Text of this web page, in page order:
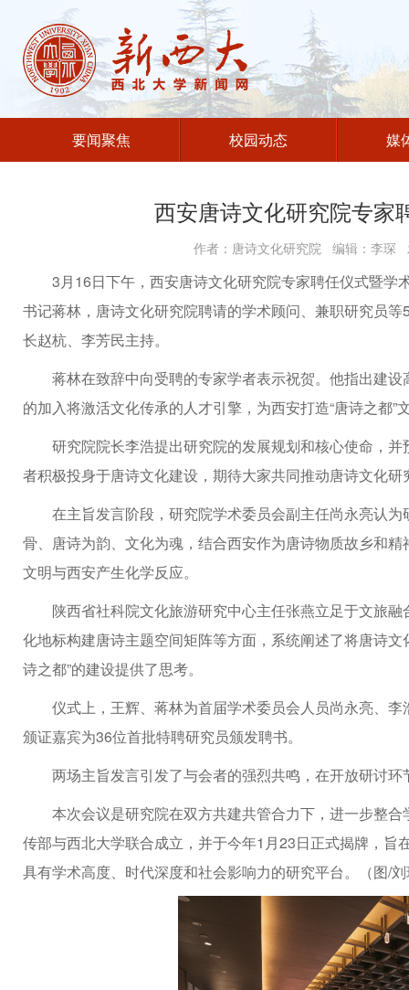
要闻聚焦 校园动态 媒
西安唐诗文化研究院专家
作者：唐诗文化研究院 编辑：李
3月16日下午，西安唐诗文化研究院专家聘任仪式暨
书记蒋林，唐诗文化研究院聘请的学术顾问、兼职研究员
长赵杭、李芳民主持。
蒋林在致辞中向受聘的专家学者表示祝贺。他指出建
的加入将激活文化传承的人才引擎，为西安打造“唐诗之都
研究院院长李浩提出研究院的发展规划和核心使命，
者积极投身于唐诗文化建设，期待大家共同推动唐诗文化
在主旨发言阶段，研究院学术委员会副主任尚永亮认
骨、唐诗为韵、文化为魂，结合西安作为唐诗物质故乡和
文明与西安产生化学反应。
陕西省社科院文化旅游研究中心主任张燕立足于文旅
化地标构建唐诗主题空间矩阵等方面，系统阐述了将唐诗
诗之都”的建设提供了思考。
仪式上，王辉、蒋林为首届学术委员会人员尚永亮、
颁证嘉宾为36位首批特聘研究员颁发聘书。
两场主旨发言引发了与会者的强烈共鸣，在开放研讨
本次会议是研究院在双方共建共管合力下，进一步整
传部与西北大学联合成立，并于今年1月23日正式揭牌，旨
具有学术高度、时代深度和社会影响力的研究平台。（图/